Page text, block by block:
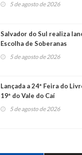
5 de agosto de 2026
Salvador do Sul realiza
Escolha de Soberanas
5 de agosto de 2026
Lançada a 24ª Feira do
19ª do Vale do Caí
5 de agosto de 2026